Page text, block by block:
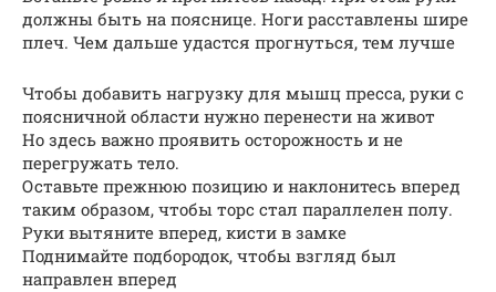
должны быть на пояснице. Ноги расставлены шире
плеч. Чем дальше удастся прогнуться, тем лучше
Чтобы добавить нагрузку для мышц пресса, руки с
поясничной области нужно перенести на живот
Но здесь важно проявить осторожность и не
перегружать тело.
Оставьте прежнюю позицию и наклонитесь вперед
таким образом, чтобы торс стал параллелен полу.
Руки вытяните вперед, кисти в замке
Поднимайте подбородок, чтобы взгляд был
направлен вперед